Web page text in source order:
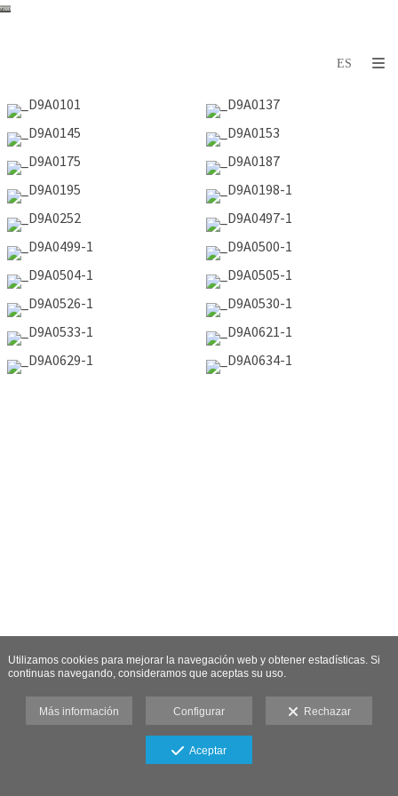
Utilizamos cookies para mejorar la navegación web y obtener estadísticas. Si
continuas navegando, consideramos que aceptas su uso.
Más información Configurar Rechazar
Aceptar